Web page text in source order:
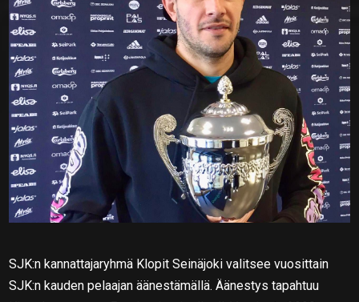
SJK:n kannattajaryhmä Klopit Seinäjoki valitsee vuosittain
SJK:n kauden pelaajan äänestämällä. Äänestys tapahtuu